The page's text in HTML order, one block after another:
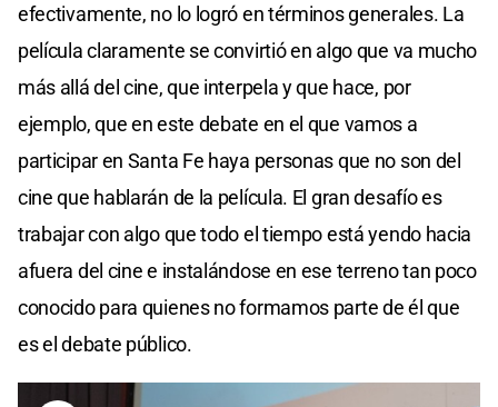
efectivamente, no lo logró en términos generales. La
película claramente se convirtió en algo que va mucho
más allá del cine, que interpela y que hace, por
ejemplo, que en este debate en el que vamos a
participar en Santa Fe haya personas que no son del
cine que hablarán de la película. El gran desafío es
trabajar con algo que todo el tiempo está yendo hacia
afuera del cine e instalándose en ese terreno tan poco
conocido para quienes no formamos parte de él que
es el debate público.